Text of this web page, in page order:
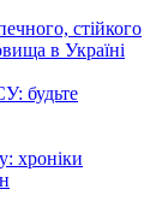
стійкого
в Україні
будьте
хроніки